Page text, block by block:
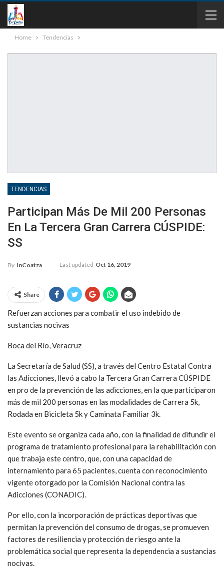
Home Tendencias
TENDENCIAS
Participan Más De Mil 200 Personas
En La Tercera Gran Carrera CÚSPIDE:
SS
By InCoatza Last updated Oct 16, 2019
Share
Refuerzan acciones para combatir el uso indebido de
sustancias nocivas
Boca del Río, Veracruz
La Secretaría de Salud (SS), a través del Centro Estatal Contra
las Adicciones, llevó a cabo la Tercera Gran Carrera CÚSPIDE
en pro de la prevención de las adicciones, en la que participaron
más de mil 200 personas en las modalidades de Carrera 5k,
Rodada en Bicicleta 5k y Caminata Familiar 3k.
Este evento se organiza cada año, con la finalidad de difundir el
programa de tratamiento profesional para la rehabilitación con
que trabaja este centro, que, con una capacidad de
internamiento para 65 pacientes, cuenta con reconocimiento
vigente otorgado por la Comisión Nacional contra las
Adicciones (CONADIC).
Por ello, con la incorporación de prácticas deportivas que
permitan la prevención del consumo de drogas, se promueven
factores de resiliencia y protección de riesgo ante la
problemática social que representa la dependencia a sustancias
nocivas.